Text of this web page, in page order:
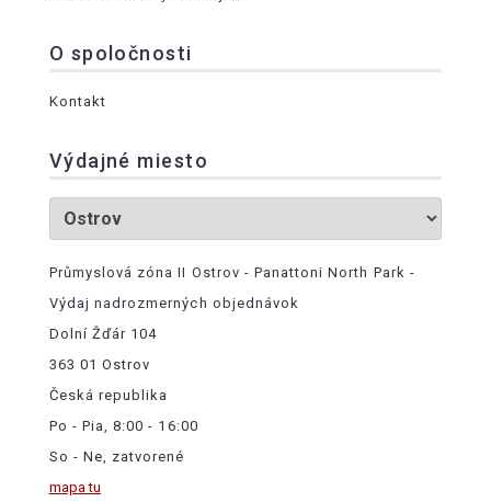
O spoločnosti
Kontakt
Výdajné miesto
Průmyslová zóna II Ostrov - Panattoni North Park -
Výdaj nadrozmerných objednávok
Dolní Žďár 104
363 01 Ostrov
Česká republika
Po - Pia, 8:00 - 16:00
So - Ne, zatvorené
mapa tu